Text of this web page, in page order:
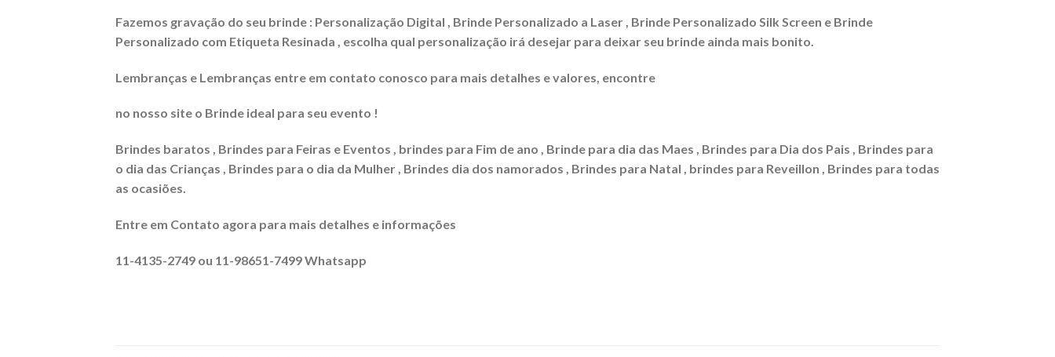
Fazemos gravação do seu brinde : Personalização Digital , Brinde Personalizado a Laser , Brinde Personalizado Silk Screen e Brinde
Personalizado com Etiqueta Resinada , escolha qual personalização irá desejar para deixar seu brinde ainda mais bonito.
Lembranças e Lembranças entre em contato conosco para mais detalhes e valores, encontre
no nosso site o Brinde ideal para seu evento !
Brindes baratos , Brindes para Feiras e Eventos , brindes para Fim de ano , Brinde para dia das Maes , Brindes para Dia dos Pais , Brindes para
o dia das Crianças , Brindes para o dia da Mulher , Brindes dia dos namorados , Brindes para Natal , brindes para Reveillon , Brindes para todas
as ocasiões.
Entre em Contato agora para mais detalhes e informações
11-4135-2749 ou 11-98651-7499 Whatsapp